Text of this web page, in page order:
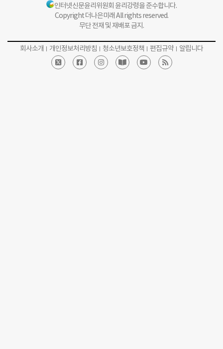
인터넷신문윤리위원회 윤리강령을 준수합니다.
Copyright 더나은미래 All rights reserved.
무단 전재 및 재배포 금지.
회사소개 개인정보처리방침 청소년보호정책 편집규약 알립니다